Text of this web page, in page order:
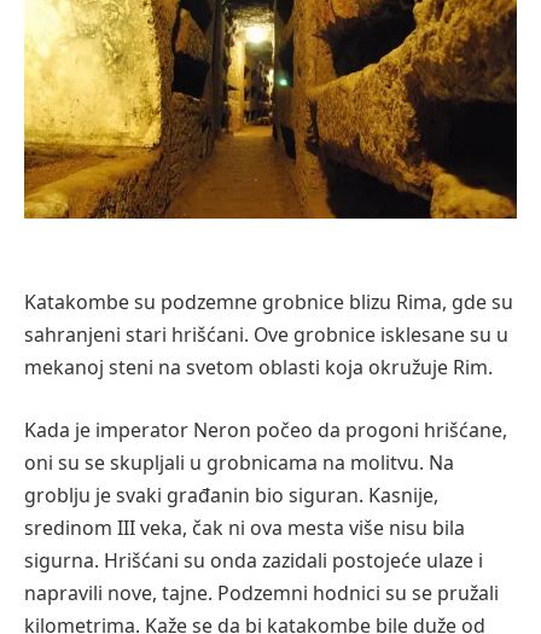
Katakombe su podzemne grobnice blizu Rima, gde su
sahranjeni stari hrišćani. Ove grobnice isklesane su u
mekanoj steni na svetom oblasti koja okružuje Rim.
Kada je imperator Neron počeo da progoni hrišćane,
oni su se skupljali u grobnicama na molitvu. Na
groblju je svaki građanin bio siguran. Kasnije,
sredinom III veka, čak ni ova mesta više nisu bila
sigurna. Hrišćani su onda zazidali postojeće ulaze i
napravili nove, tajne. Podzemni hodnici su se pružali
kilometrima. Kaže se da bi katakombe bile duže od